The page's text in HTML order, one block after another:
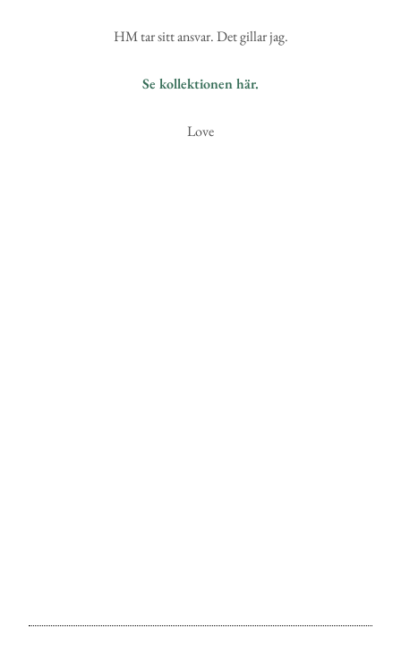
HM tar sitt ansvar. Det gillar jag.
Se kollektionen här.
Love